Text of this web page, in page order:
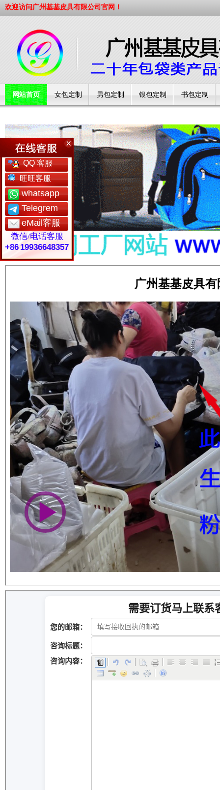
欢迎访问广州基基皮具有限公司官网！
网站首页 女包定制 男包定制 银包定制 书包定制
QQ 客服
旺旺客服
whatsapp
Telegrem
eMail客服
微信/电话客服
+86 19936648357